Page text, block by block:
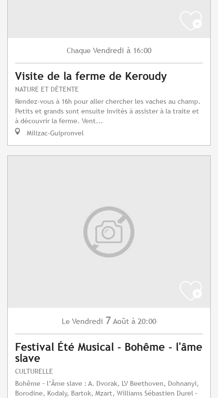
Chaque Vendredi à 16:00
Visite de la ferme de Keroudy
NATURE ET DÉTENTE
Rendez-vous à 16h pour aller chercher les vaches au champ.
Petits et grands sont ensuite invités à assister à la traite et
à découvrir la ferme. Vent...
Milizac-Guipronvel
Le Vendredi 7 Août à 20:00
Festival Été Musical - Bohême - l'âme
slave
CULTURELLE
Bohême – l’Âme slave : A. Dvorak, LV Beethoven, Dohnanyi,
Borodine, Kodaly, Bartok, Mzart, Williams Sébastien Durel –